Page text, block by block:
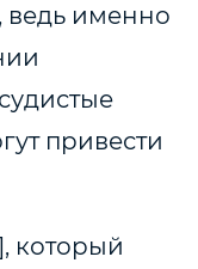
ведь именно
привести
который